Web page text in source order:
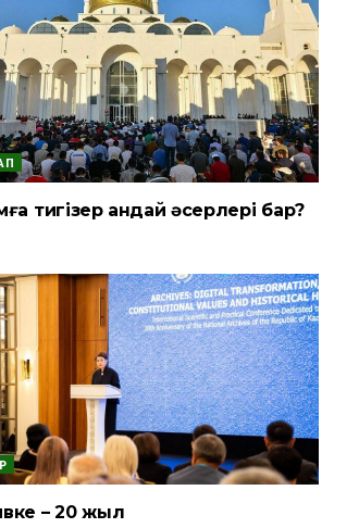
тигізер қандай әсерлері бар?
– 20 жыл